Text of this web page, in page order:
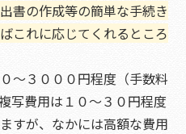
書の作成等の簡単な手続き
これに応じてくれるところ
～３０００円程度（手数料
写費用は１０～３０円程度
すが、なかには高額な費用